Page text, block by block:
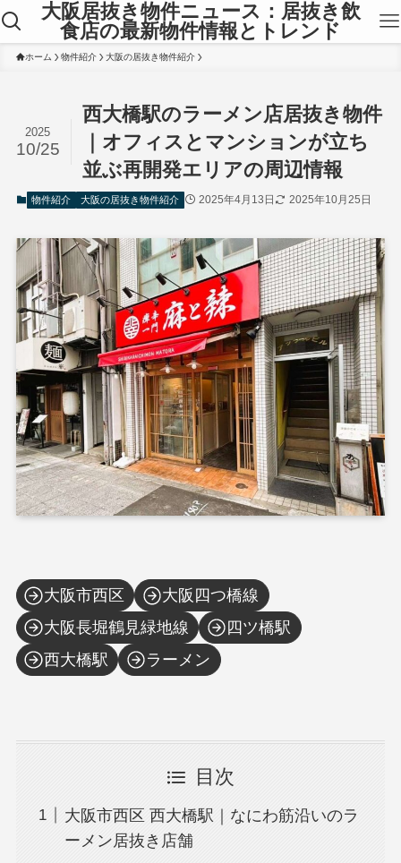
大阪居抜き物件ニュース：居抜き飲
食店の最新物件情報とトレンド
ホーム 物件紹介 大阪の居抜き物件紹介
西大橋駅のラーメン店居抜き物件
｜オフィスとマンションが立ち
並ぶ再開発エリアの周辺情報
2025
10/25
物件紹介 大阪の居抜き物件紹介 2025年4月13日 2025年10月25日
大阪市西区
大阪四つ橋線
大阪長堀鶴見緑地線
四ツ橋駅
西大橋駅
ラーメン
目次
大阪市西区 西大橋駅｜なにわ筋沿いのラ
ーメン居抜き店舗